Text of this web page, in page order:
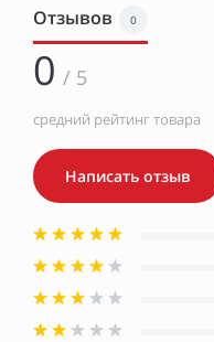
Отзывов 0
0 / 5
средний рейтинг товара
Написать отзыв